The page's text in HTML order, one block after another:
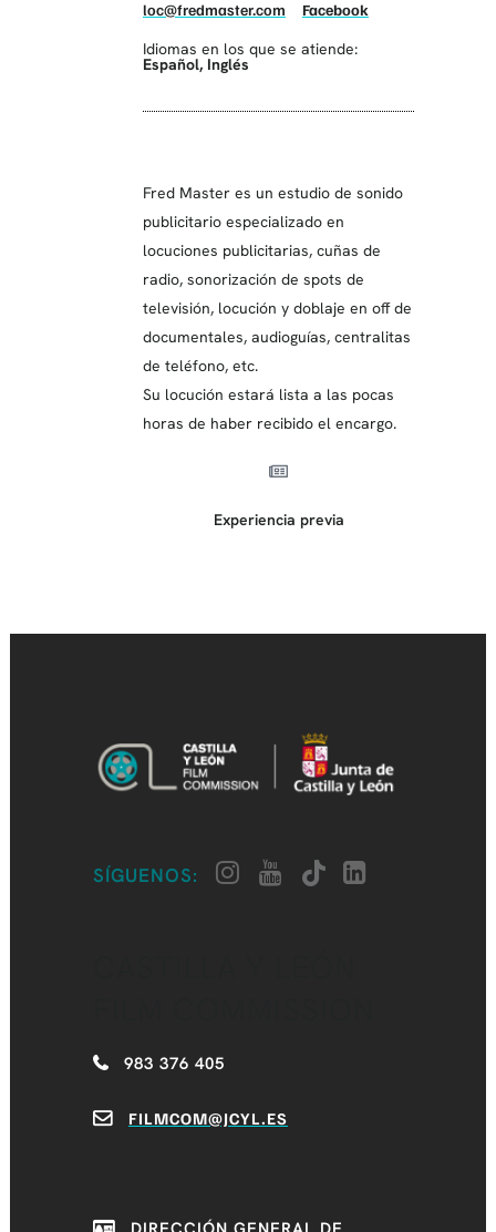
loc@fredmaster.com Facebook
Idiomas en los que se atiende:
Español, Inglés
Fred Master es un estudio de sonido
publicitario especializado en
locuciones publicitarias, cuñas de
radio, sonorización de spots de
televisión, locución y doblaje en off de
documentales, audioguías, centralitas
de teléfono, etc.
Su locución estará lista a las pocas
horas de haber recibido el encargo.
Experiencia previa
SÍGUENOS:
983 376 405
FILMCOM@JCYL.ES